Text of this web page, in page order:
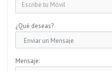
¿Qué deseas?
Mensaje: